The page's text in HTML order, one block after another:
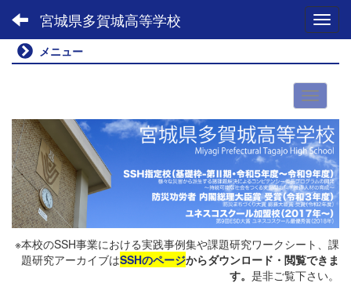
宮城県多賀城高等学校
メニュー
※本校のSSH事業における実践事例集や課題研究ワークシート、課
題研究アーカイブはSSHのページからダウンロード・閲覧できま
す。 是非ご覧下さい。